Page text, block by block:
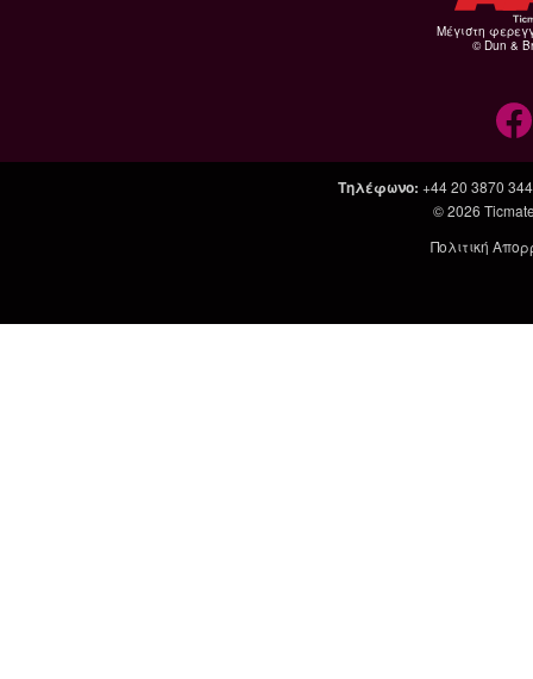
Μέγιστη
© Dun &
Τηλέφωνο: +44 20 3870
© 2026
Πολιτική